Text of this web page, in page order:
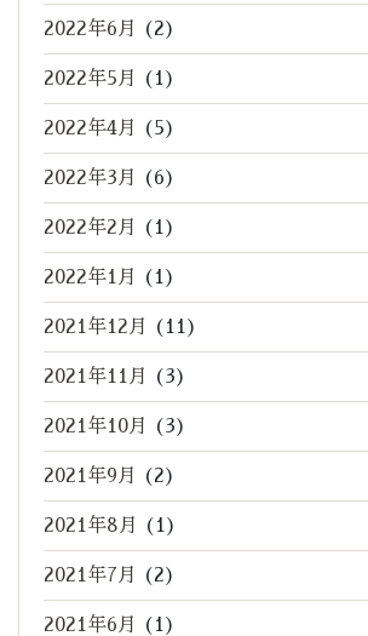
2022年6月 (2)
2022年5月 (1)
2022年4月 (5)
2022年3月 (6)
2022年2月 (1)
2022年1月 (1)
2021年12月 (11)
2021年11月 (3)
2021年10月 (3)
2021年9月 (2)
2021年8月 (1)
2021年7月 (2)
2021年6月 (1)